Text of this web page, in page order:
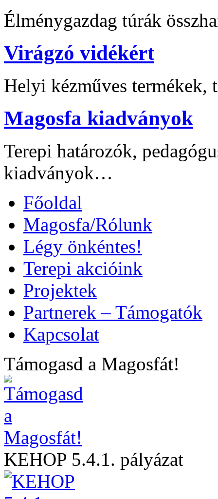
Élménygazdag túrák
Virágzó vidékért
Helyi kézműves
Magosfa kiadványok
Terepi határozók,
kiadványok…
Főoldal
Magosfa/Rólunk
Légy önkéntes!
Terepi akcióink
Projektek
Partnerek – Támogatók
Kapcsolat
Támogasd a Magosfát!
KEHOP 5.4.1. pályázat